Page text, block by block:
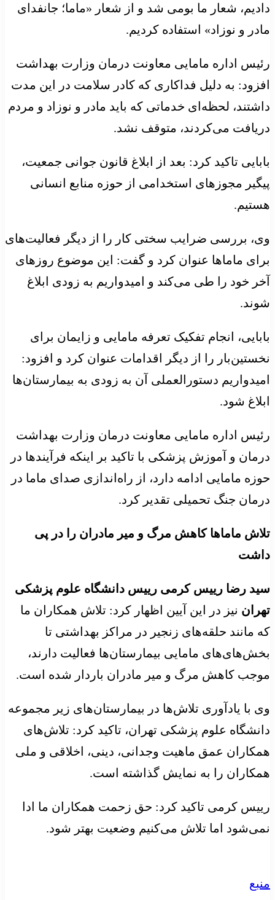
دادیم، شعار ما بومی شد و از شعار «ماما؛ جانفدای
مادر و نوزاد» استفاده کردیم.
رئیس اداره مامایی معاونت درمان وزارت بهداشت
افزود: به دلیل فداکاری که کادر سلامت در این مدت
داشتند، لحظه‌ای خدماتی که باید مادر و نوزاد و مردم
دریافت می‌کردند، متوقف نشد.
بابایی تاکید کرد: بعد از ابلاغ قانون جوانی جمعیت،
پیگیر مجوزهای استخدامی از حوزه منابع انسانی
هستیم.
وی، بررسی ضرایب سختی کار را از دیگر فعالیت‌های
برای ماماها عنوان کرد و گفت: این موضوع روزهای
آخر خود را طی می‌کند و امیدواریم به زودی ابلاغ
شوند.
بابایی، انجام تفکیک تعرفه مامایی و زایمان برای
نخستین‌بار را از دیگر اقدامات عنوان کرد و افزود:
امیدواریم دستورالعملی آن به زودی به بیمارستان‌ها
ابلاغ شود.
رئیس اداره مامایی معاونت درمان وزارت بهداشت
درمان و آموزش پزشکی با تاکید بر اینکه فرآیندها در
حوزه مامایی ادامه دارد، از راه‌اندازی صدای ماما در
درمان جنگ تحمیلی تقدیر کرد.
تلاش ماماها کاهش مرگ و میر مادران را در پی
داشت
سید رضا رییس کرمی رییس دانشگاه علوم پزشکی
تهران نیز در این آیین اظهار کرد: تلاش همکاران ما
که مانند حلقه‌های زنجیر در مراکز بهداشتی تا
بخش‌های‌های مامایی بیمارستان‌ها فعالیت دارند،
موجب کاهش مرگ و میر مادران باردار شده است.
وی با یادآوری تلاش‌ها در بیمارستان‌های زیر مجموعه
دانشگاه علوم پزشکی تهران، تاکید کرد: تلاش‌های
همکاران عمق ماهیت وجدانی، دینی، اخلاقی و ملی
همکاران را به نمایش گذاشته است.
رییس کرمی تاکید کرد: حق زحمت همکاران ما ادا
نمی‌شود اما تلاش می‌کنیم وضعیت بهتر شود.
منبع